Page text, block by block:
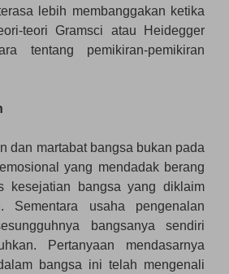
lebih membanggakan ketika
teori Gramsci atau Heidegger
tentang pemikiran-pemikiran
dan martabat bangsa bukan pada
yang mendadak berang
kesejatian bangsa yang diklaim
Sementara usaha pengenalan
bangsanya sendiri
Pertanyaan mendasarnya
bangsa ini telah mengenali